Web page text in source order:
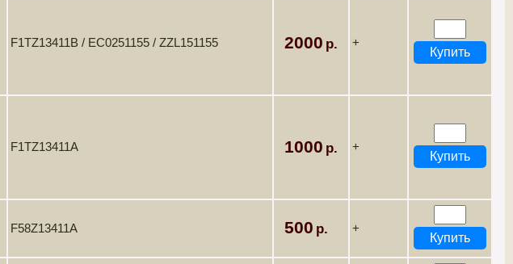
F1TZ13411B / EC0251155 / ZZL151155 2000 +
F1TZ13411A 1000 +
F58Z13411A 500 +